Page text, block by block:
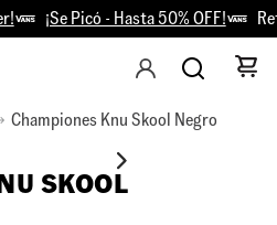
¡Se Picó - Hasta 50% OFF!
Championes Knu Skool Negro
SKOOL